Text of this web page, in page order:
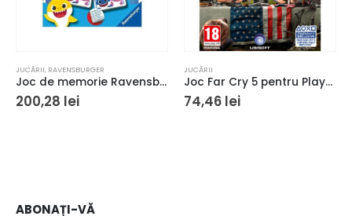
JUCĂRII, RAVENSBURGER
Joc de memorie Ravensburger Memory Baby Shark
200,28 lei
JUCĂRII
Joc Far Cry 5 pentru PlayStation 4
74,46 lei
ABONAȚI-VĂ